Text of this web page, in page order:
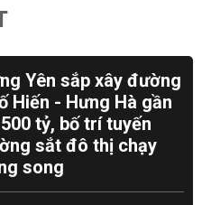
Yên sắp xây đường
Hiến - Hưng Hà gần
tỷ, bố trí tuyến
sắt đô thị chạy
song